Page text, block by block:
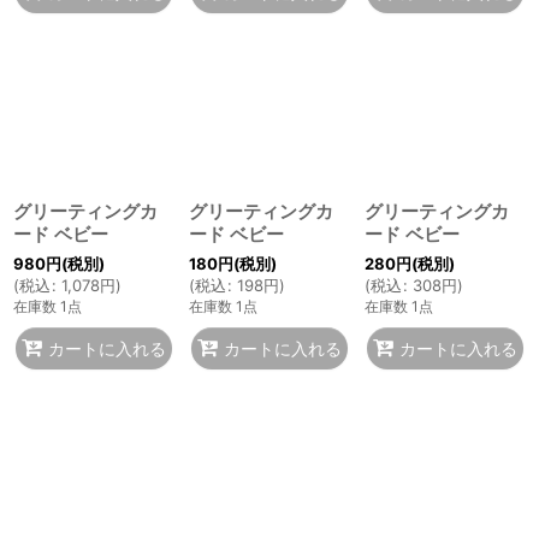
グリーティングカ
ード ベビー
980円(税別)
(税込: 1,078円)
在庫数 1点
カートに入れる
グリーティングカ
ード ベビー
180円(税別)
(税込: 198円)
在庫数 1点
カートに入れる
グリーティングカ
ード ベビー
280円(税別)
(税込: 308円)
在庫数 1点
カートに入れる